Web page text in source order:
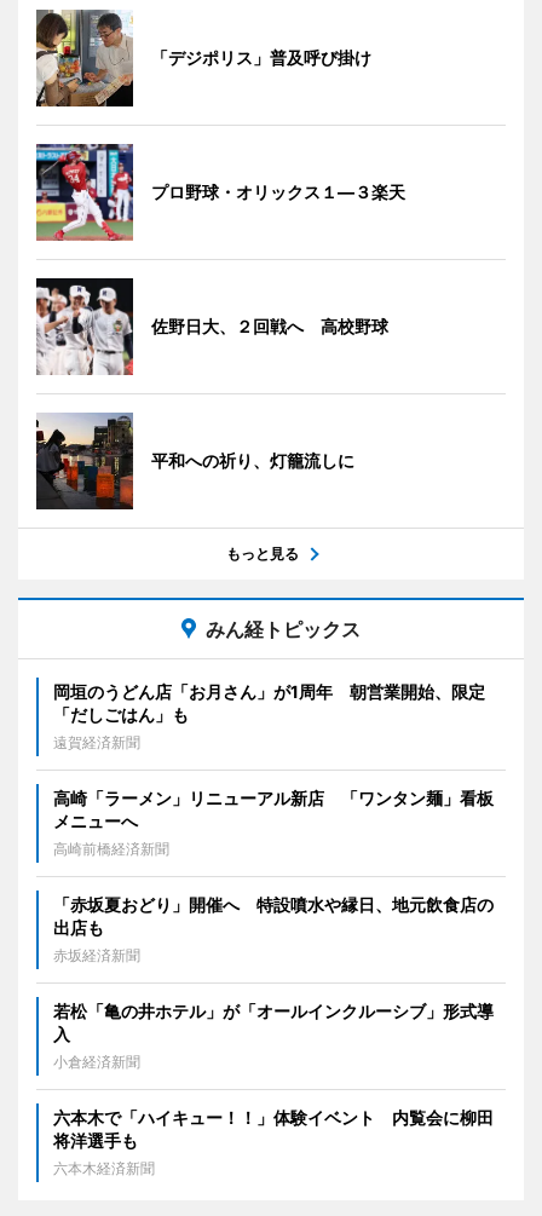
「デジポリス」普及呼び掛け
プロ野球・オリックス１―３楽天
佐野日大、２回戦へ 高校野球
平和への祈り、灯籠流しに
もっと見る
みん経トピックス
岡垣のうどん店「お月さん」が1周年 朝営業開始、限定
「だしごはん」も
遠賀経済新聞
高崎「ラーメン」リニューアル新店 「ワンタン麺」看板
メニューへ
高崎前橋経済新聞
「赤坂夏おどり」開催へ 特設噴水や縁日、地元飲食店の
出店も
赤坂経済新聞
若松「亀の井ホテル」が「オールインクルーシブ」形式導
入
小倉経済新聞
六本木で「ハイキュー！！」体験イベント 内覧会に柳田
将洋選手も
六本木経済新聞